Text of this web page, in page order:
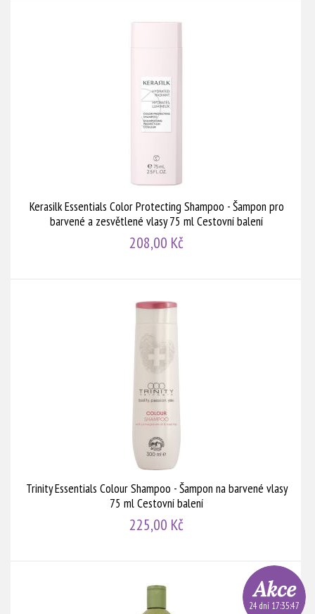
Kerasilk Essentials Color Protecting Shampoo - Šampon pro
barvené a zesvětlené vlasy 75 ml Cestovní balení
208,00 Kč
Trinity Essentials Colour Shampoo - Šampon na barvené vlasy
75 ml Cestovní balení
225,00 Kč
24 dní 17:35:46